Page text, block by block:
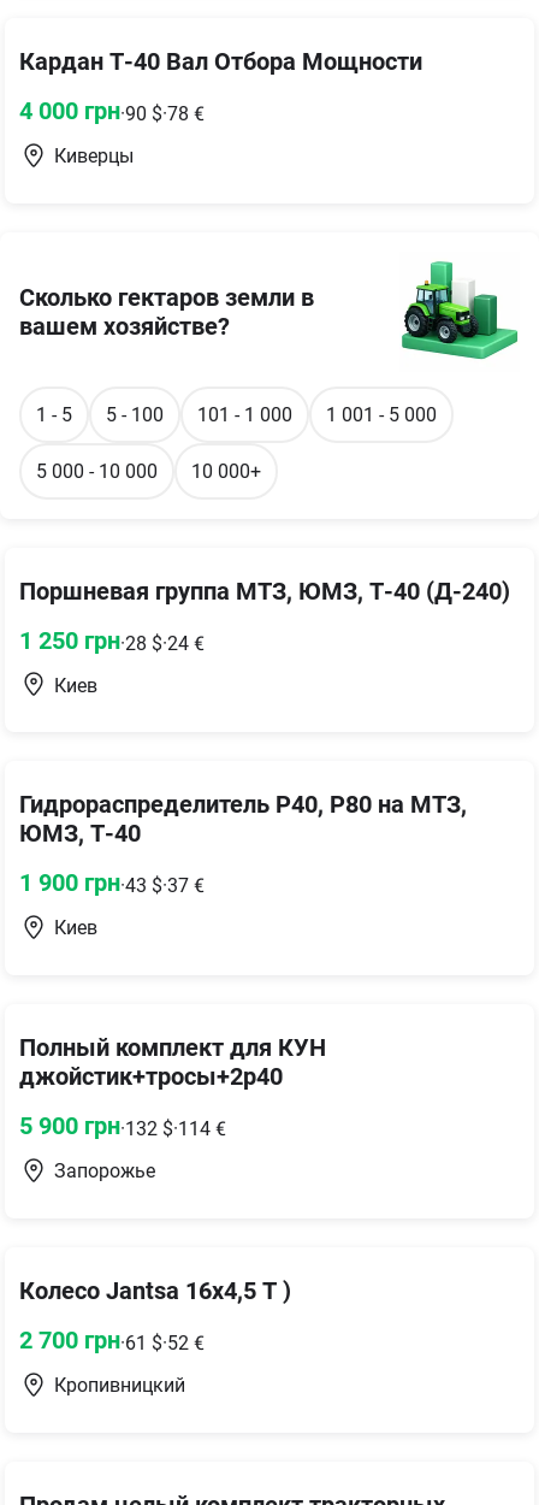
Кардан Т-40 Вал Отбора Мощности
4 000 грн·90 $·78 €
Киверцы
Поршневая группа МТЗ, ЮМЗ, Т-40 (Д-240)
1 250 грн·28 $·24 €
Киев
Гидрораспределитель Р40, Р80 на МТЗ,
ЮМЗ, Т-40
1 900 грн·43 $·37 €
Киев
Полный комплект для КУН
джойстик+тросы+2р40
5 900 грн·132 $·114 €
Запорожье
Колесо Jantsa 16х4,5 Т )
2 700 грн·61 $·52 €
Кропивницкий
Сколько гектаров земли в
вашем хозяйстве?
1 - 5 5 - 100 101 - 1 000 1 001 - 5 000
5 000 - 10 000 10 000+